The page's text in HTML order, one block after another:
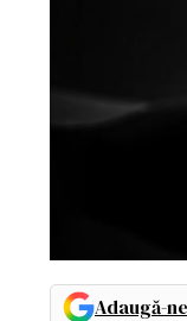
Adaugă-